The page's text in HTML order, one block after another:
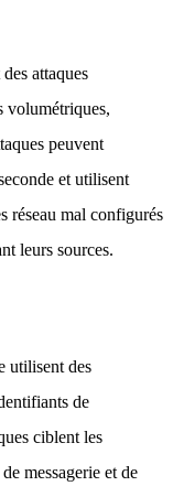
attaques
volumétriques,
peuvent
et utilisent
réseau mal configurés
leurs sources.
utilisent des
de
ciblent les
messagerie et de